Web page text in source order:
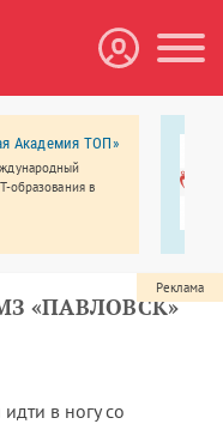
Академия ТОП»
образования в
«ПАВЛОВСК»
в ногу со
Реклама